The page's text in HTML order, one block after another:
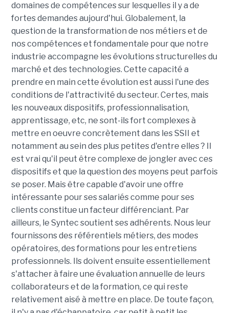
domaines de compétences sur lesquelles il y a de
fortes demandes aujourd'hui. Globalement, la
question de la transformation de nos métiers et de
nos compétences et fondamentale pour que notre
industrie accompagne les évolutions structurelles du
marché et des technologies. Cette capacité a
prendre en main cette évolution est aussi l'une des
conditions de l'attractivité du secteur. Certes, mais
les nouveaux dispositifs, professionnalisation,
apprentissage, etc, ne sont-ils fort complexes à
mettre en oeuvre concrètement dans les SSII et
notamment au sein des plus petites d'entre elles ? Il
est vrai qu'il peut être complexe de jongler avec ces
dispositifs et que la question des moyens peut parfois
se poser. Mais être capable d'avoir une offre
intéressante pour ses salariés comme pour ses
clients constitue un facteur différenciant. Par
ailleurs, le Syntec soutient ses adhérents. Nous leur
fournissons des référentiels métiers, des modes
opératoires, des formations pour les entretiens
professionnels. Ils doivent ensuite essentiellement
s'attacher à faire une évaluation annuelle de leurs
collaborateurs et de la formation, ce qui reste
relativement aisé à mettre en place. De toute façon,